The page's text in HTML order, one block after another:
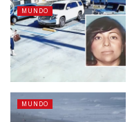
MUNDO
MUNDO